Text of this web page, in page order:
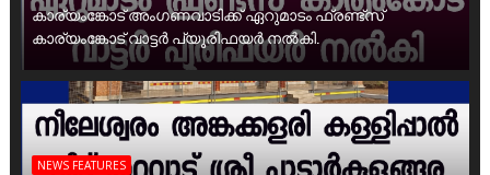
കാര്യംങ്കോട് അംഗണവാടിക്ക് ഏറുമാടം ഫ്രണ്ട്സ്
കാര്യംങ്കോട് വാട്ടർ പ്യൂരിഫയർ നൽകി.
NEWS FEATURES